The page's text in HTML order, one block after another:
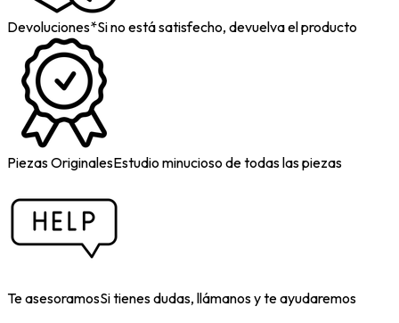
Devoluciones*Si no está satisfecho, devuelva el producto
Piezas OriginalesEstudio minucioso de todas las piezas
Te asesoramosSi tienes dudas, llámanos y te ayudaremos